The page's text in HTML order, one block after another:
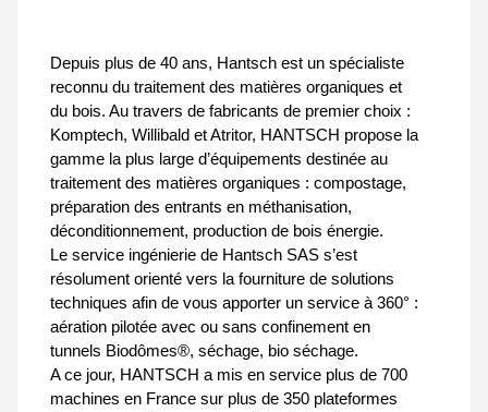
Depuis plus de 40 ans, Hantsch est un spécialiste
reconnu du traitement des matières organiques et
du bois. Au travers de fabricants de premier choix :
Komptech, Willibald et Atritor, HANTSCH propose la
gamme la plus large d’équipements destinée au
traitement des matières organiques : compostage,
préparation des entrants en méthanisation,
déconditionnement, production de bois énergie.
Le service ingénierie de Hantsch SAS s’est
résolument orienté vers la fourniture de solutions
techniques afin de vous apporter un service à 360° :
aération pilotée avec ou sans confinement en
tunnels Biodômes®, séchage, bio séchage.
A ce jour, HANTSCH a mis en service plus de 700
machines en France sur plus de 350 plateformes